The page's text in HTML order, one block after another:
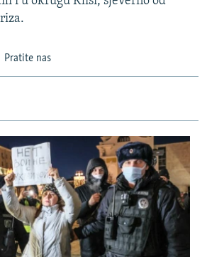
Pratite nas